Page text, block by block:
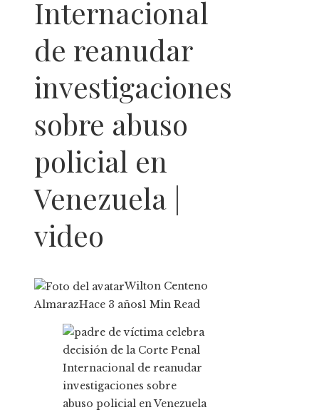
Internacional
de reanudar
investigaciones
sobre abuso
policial en
Venezuela |
video
Wilton Centeno
AlmarazHace 3 años1 Min Read